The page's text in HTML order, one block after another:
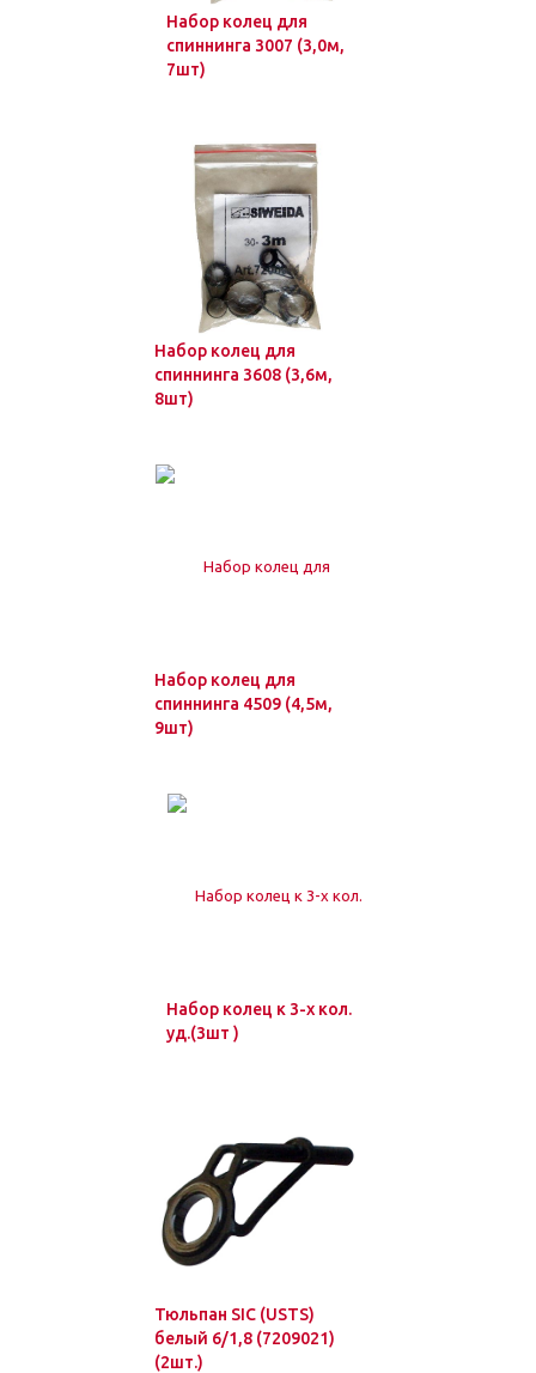
Набор колец для
спиннинга 3007 (3,0м,
7шт)
Набор колец для
спиннинга 3608 (3,6м,
8шт)
Набор колец для
спиннинга 4509 (4,5м,
9шт)
Набор колец к 3-х кол.
уд.(3шт )
Тюльпан SIC (USTS)
белый 6/1,8 (7209021)
(2шт.)